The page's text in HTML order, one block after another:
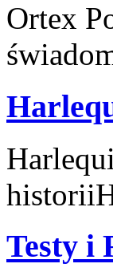
Ortex
Testy i